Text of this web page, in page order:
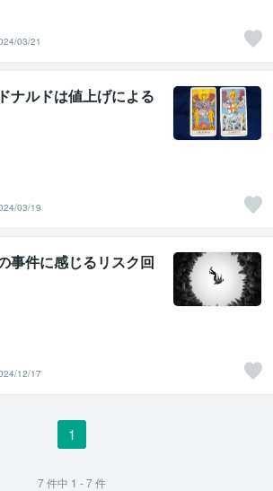
03/21
ルドは値上げによる
03/19
事件に感じるリスク回
12/17
1
7件中 1 - 7件